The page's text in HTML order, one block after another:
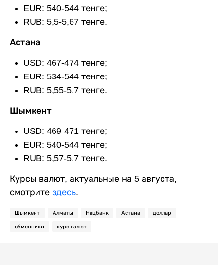
EUR: 540-544 тенге;
RUB: 5,5-5,67 тенге.
Астана
USD: 467-474 тенге;
EUR: 534-544 тенге;
RUB: 5,55-5,7 тенге.
Шымкент
USD: 469-471 тенге;
EUR: 540-544 тенге;
RUB: 5,57-5,7 тенге.
Курсы валют, актуальные на 5 августа,
смотрите здесь.
Шымкент Алматы Нацбанк Астана доллар
обменники курс валют